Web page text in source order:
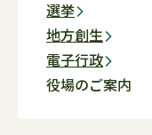
選挙
地方創生
電子行政
役場のご案内